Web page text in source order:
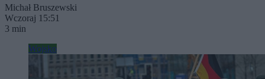
Michał Bruszewski
Wczoraj 15:51
3 min
Wojsko